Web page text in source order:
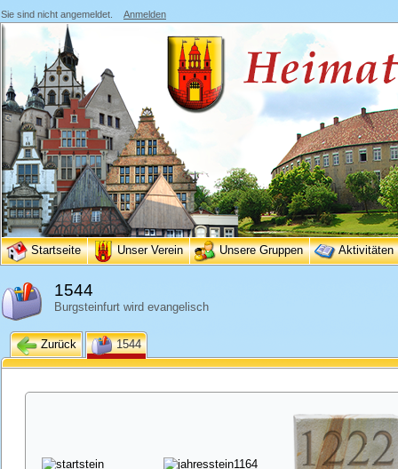
Sie sind nicht angemeldet. Anmelden
Startseite Unser Verein Unsere Gruppen Aktivitäten
1544
Burgsteinfurt wird evangelisch
Zurück 1544